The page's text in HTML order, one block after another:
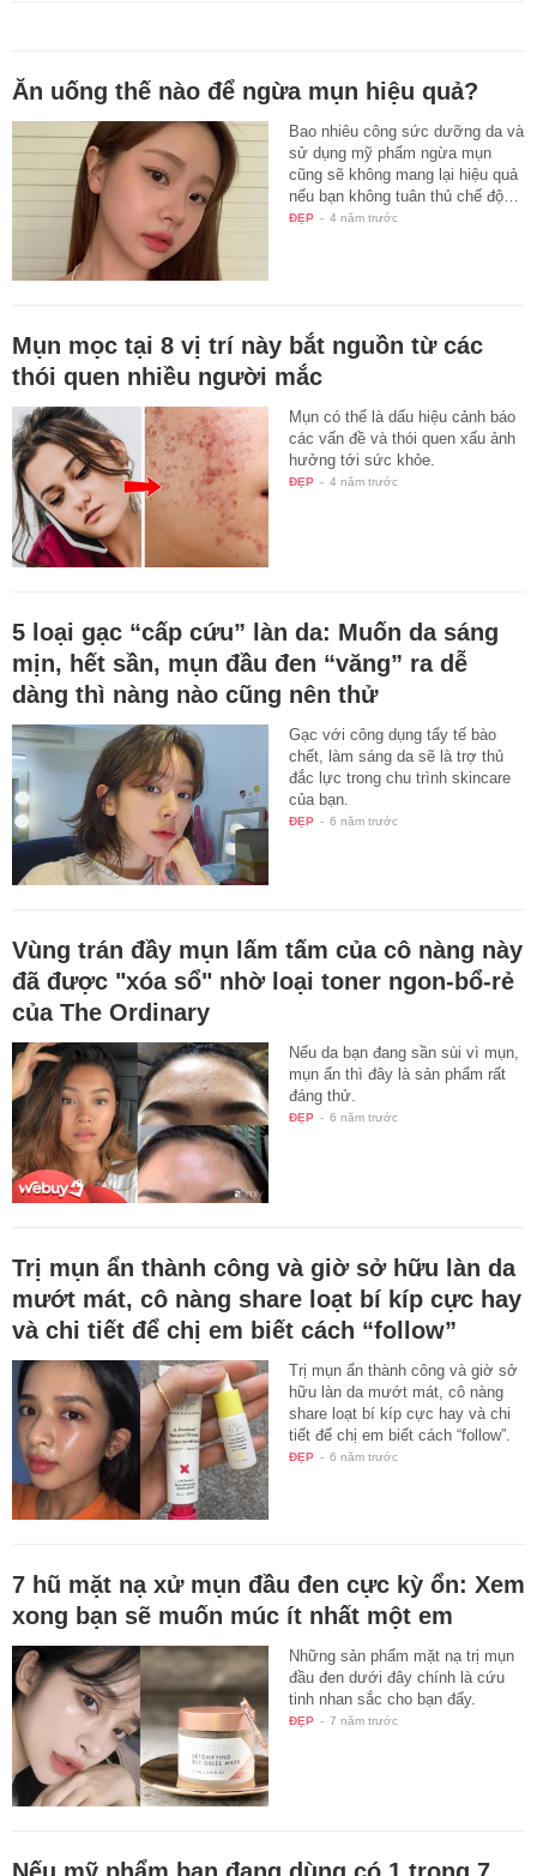
Ăn uống thế nào để ngừa mụn hiệu quả?
Bao nhiêu công sức dưỡng da và
sử dụng mỹ phẩm ngừa mụn
cũng sẽ không mang lại hiệu quả
nếu bạn không tuân thủ chế độ…
ĐẸP - 4 năm trước
Mụn mọc tại 8 vị trí này bắt nguồn từ các
thói quen nhiều người mắc
Mụn có thể là dấu hiệu cảnh báo
các vấn đề và thói quen xấu ảnh
hưởng tới sức khỏe.
ĐẸP - 4 năm trước
5 loại gạc “cấp cứu” làn da: Muốn da sáng
mịn, hết sần, mụn đầu đen “văng” ra dễ
dàng thì nàng nào cũng nên thử
Gạc với công dụng tẩy tế bào
chết, làm sáng da sẽ là trợ thủ
đắc lực trong chu trình skincare
của bạn.
ĐẸP - 6 năm trước
Vùng trán đầy mụn lấm tấm của cô nàng này
đã được "xóa sổ" nhờ loại toner ngon-bổ-rẻ
của The Ordinary
Nếu da bạn đang sần sùi vì mụn,
mụn ẩn thì đây là sản phẩm rất
đáng thử.
ĐẸP - 6 năm trước
Trị mụn ẩn thành công và giờ sở hữu làn da
mướt mát, cô nàng share loạt bí kíp cực hay
và chi tiết để chị em biết cách “follow”
Trị mụn ẩn thành công và giờ sở
hữu làn da mướt mát, cô nàng
share loạt bí kíp cực hay và chi
tiết để chị em biết cách “follow”.
ĐẸP - 6 năm trước
7 hũ mặt nạ xử mụn đầu đen cực kỳ ổn: Xem
xong bạn sẽ muốn múc ít nhất một em
Những sản phẩm mặt nạ trị mụn
đầu đen dưới đây chính là cứu
tinh nhan sắc cho bạn đấy.
ĐẸP - 7 năm trước